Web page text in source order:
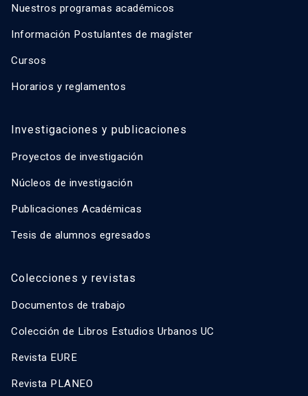
Nuestros programas académicos
Información Postulantes de magíster
Cursos
Horarios y reglamentos
Investigaciones y publicaciones
Proyectos de investigación
Núcleos de investigación
Publicaciones Académicas
Tesis de alumnos egresados
Colecciones y revistas
Documentos de trabajo
Colección de Libros Estudios Urbanos UC
Revista EURE
Revista PLANEO